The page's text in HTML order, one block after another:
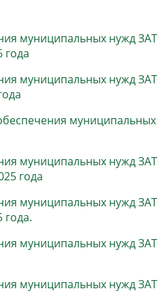
Реализация
Муниципальный
партнёрство
муниципальных нужд
года
муниципальных нужд
муниципальных нужд
года
муниципальных нужд
года.
муниципальных нужд
муниципальных нужд